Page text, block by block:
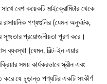
বেশ কয়েকটি মাইক্রোমিটার থেকে
রাসায়নিক পণ্যগুলির (যেমন অনুঘটক,
সূক্ষ্মতার প্রয়োজনীয়তা পূরণ করে।
ব্যবস্থা (যেমন, বিল্ট-ইন এয়ার
সময় কার্যকরভাবে স্ক্রীন এবং
যে চূড়ান্ত পণ্যটির একটি সংকীর্ণ